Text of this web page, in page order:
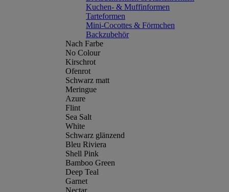
Kuchen- & Muffinformen
Tarteformen
Mini-Cocottes & Förmchen
Backzubehör
Nach Farbe
No Colour
Kirschrot
Ofenrot
Schwarz matt
Meringue
Azure
Flint
Sea Salt
White
Schwarz glänzend
Bleu Riviera
Shell Pink
Bamboo Green
Deep Teal
Garnet
Nectar